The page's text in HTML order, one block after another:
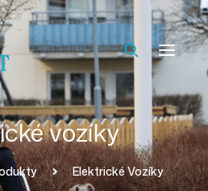
vozíky
Elektrické Vozíky